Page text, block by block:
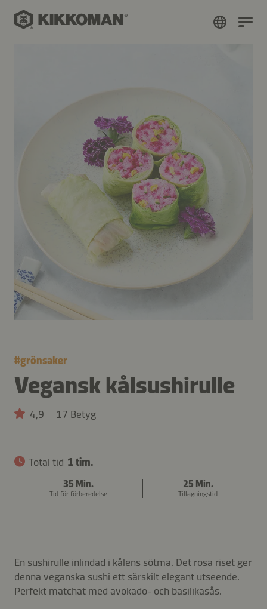
#grönsaker
Vegansk kålsushirulle
4,9 17 Betyg
Total tid 1 tim.
35 Min.
Tid för förberedelse
25 Min.
Tillagningstid
En sushirulle inlindad i kålens sötma. Det rosa riset ger
denna veganska sushi ett särskilt elegant utseende.
Perfekt matchat med avokado- och basilikasås.